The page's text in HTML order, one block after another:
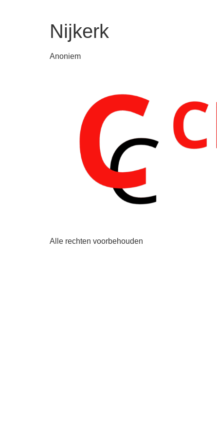
Nijkerk
Anoniem
Alle rechten voorbehouden